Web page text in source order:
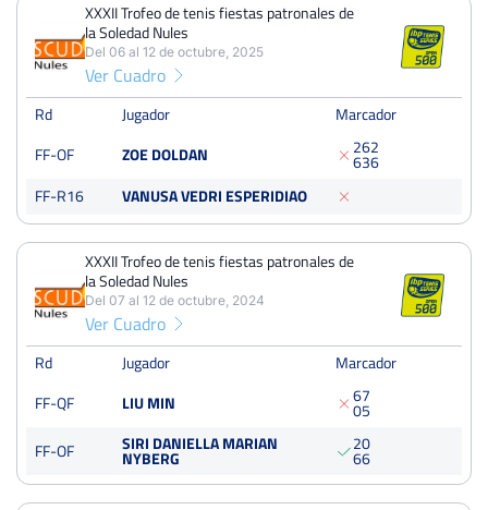
PERDIDOSPARTIDOSGANADOS
22 44
PERDIDOS SETS
42 53
PERDIDOS JUEGOS
391 826
XXXII Trofeo de tenis fiestas patronales de la Soledad Nules
Del 06 al 12 de octubre, 2025
Octavos
Tierra
XXXII Trofeo de tenis fiestas patronales de la Soledad Nules
Octavos
XXXII Trofeo de tenis fiestas patronales de
la Soledad Nules
Del 06 al 12 de octubre, 2025
Ver Cuadro
Rd Jugador
Marcador
FF-OF
ZOE DOLDAN 2
6
6
3
2
6
FF-R16
VANUSA VEDRI ESPERIDIAO
XXXII Trofeo de tenis fiestas patronales de
la Soledad Nules
Del 07 al 12 de octubre, 2024
Ver Cuadro
Rd Jugador
Marcador
FF-QF
LIU MIN 6
0
7
5
FF-OF
SIRI DANIELLA MARIAN
NYBERG
2
6
0
6